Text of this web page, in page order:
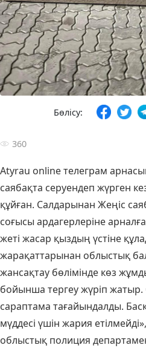
Бөлісу:
360
Atyrau online телеграм
саябақта серуендеп жүрген
құйған. Салдарынан Жеңіс
соғысы ардагерлеріне
жеті жасар қыздың үстіне
жарақаттарынан облыстық
жансақтау бөлімінде көз
бойынша тергеу жүріп
сараптама тағайындалды.
мүддесі үшін жария
облыстық полиция